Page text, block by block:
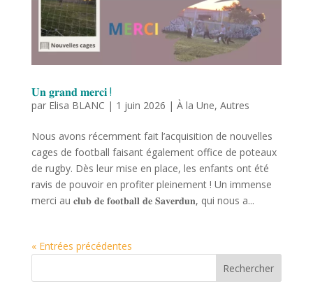
𝐔𝐧 𝐠𝐫𝐚𝐧𝐝 𝐦𝐞𝐫𝐜𝐢 !
par Elisa BLANC | 1 juin 2026 | À la Une, Autres
Nous avons récemment fait l’acquisition de nouvelles
cages de football faisant également office de poteaux
de rugby. Dès leur mise en place, les enfants ont été
ravis de pouvoir en profiter pleinement ! Un immense
merci au 𝐜𝐥𝐮𝐛 𝐝𝐞 𝐟𝐨𝐨𝐭𝐛𝐚𝐥𝐥 𝐝𝐞 𝐒𝐚𝐯𝐞𝐫𝐝𝐮𝐧, qui nous a...
« Entrées précédentes
Rechercher